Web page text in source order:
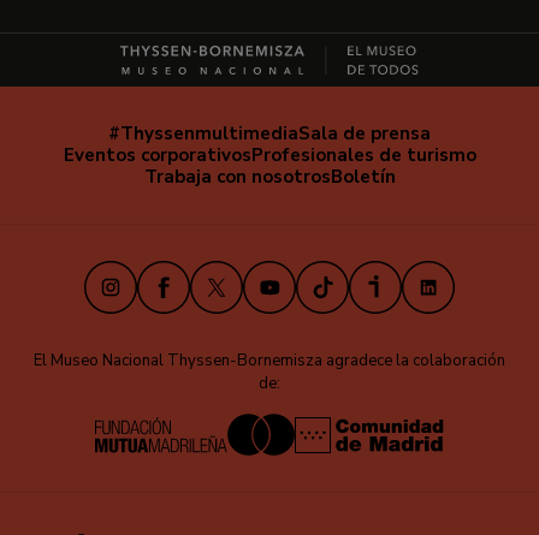
Navegación#ThyssenmultimediaSala de prensa
Eventos corporativosProfesionales de turismo
Trabaja con nosotrosBoletín
Instagram
Facebook
X YoutubeTikTokiVooxLinkedIn
El Museo Nacional Thyssen-Bornemisza agradece la colaboración
de: